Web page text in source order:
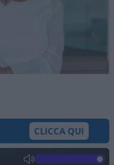
CLICCA QUI